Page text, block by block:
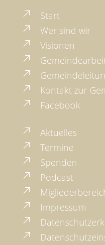
Start
Wer sind wir
Visionen
Kontakt zur
Facebook
Aktuelles
Termine
Spenden
Podcast
Impressum